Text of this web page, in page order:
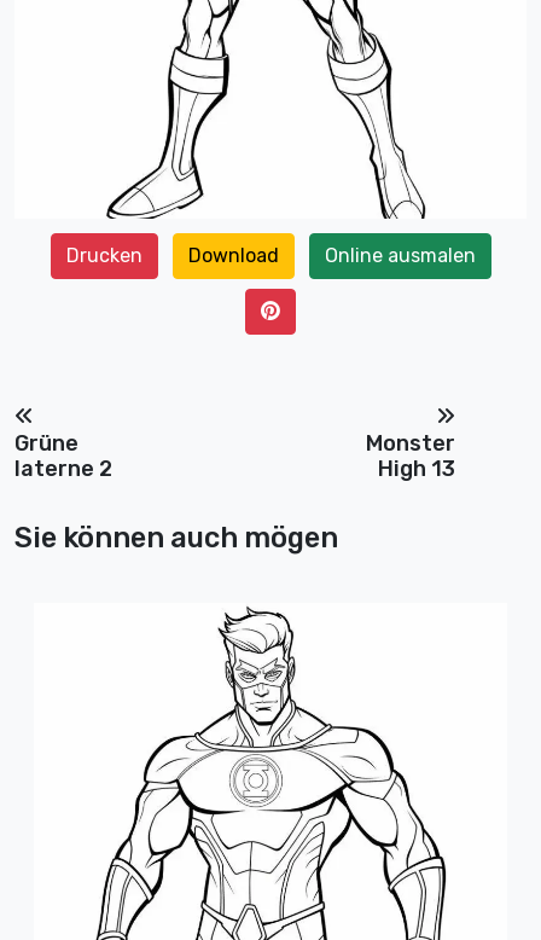
Drucken Download Online ausmalen
Grüne
laterne 2
Monster
High 13
Sie können auch mögen